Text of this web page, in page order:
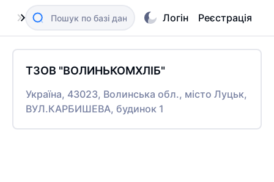
Логін Реєстрація
ТЗОВ "ВОЛИНЬКОМХЛІБ"
Україна, 43023, Волинська обл., місто Луцьк,
ВУЛ.КАРБИШЕВА, будинок 1